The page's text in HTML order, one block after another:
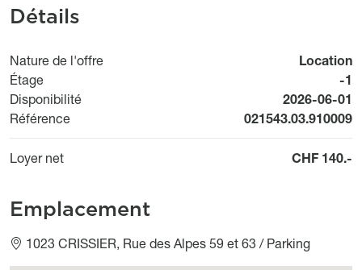
Détails
Nature de l'offre
Location
Étage
-1
Disponibilité
Available
2026-06-01
Référence
021543.03.910009
Loyer net CHF 140.-
Emplacement
1023 CRISSIER, Rue des Alpes 59 et 63 / Parking